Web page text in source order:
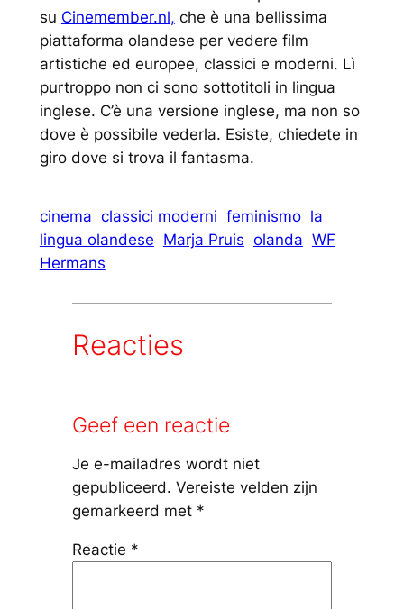
su Cinemember.nl, che è una bellissima
piattaforma olandese per vedere film
artistiche ed europee, classici e moderni. Lì
purtroppo non ci sono sottotitoli in lingua
inglese. C’è una versione inglese, ma non so
dove è possibile vederla. Esiste, chiedete in
giro dove si trova il fantasma.
cinema classici moderni feminismo la
lingua olandese Marja Pruis olanda WF
Hermans
Reacties
Geef een reactie
Je e-mailadres wordt niet
gepubliceerd. Vereiste velden zijn
gemarkeerd met *
Reactie *